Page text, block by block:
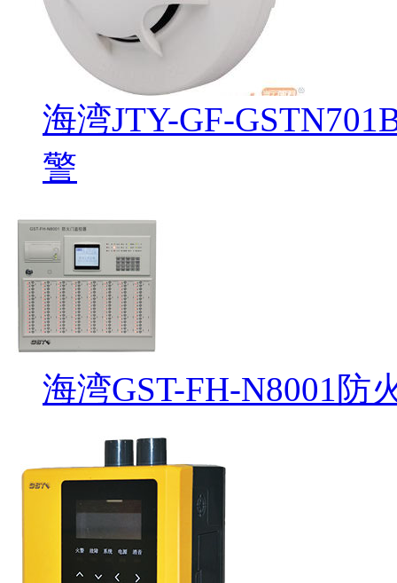
海湾JTY-GF-
警
海湾GST-FH-N8001防